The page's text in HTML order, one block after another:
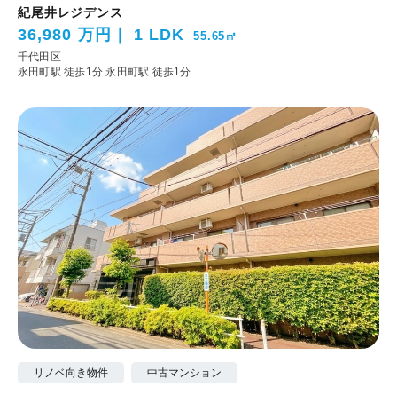
紀尾井レジデンス
36,980 万円 1 LDK 55.65㎡
千代田区
永田町駅 徒歩1分永田町駅 徒歩1分
リノベ向き物件 中古マンション